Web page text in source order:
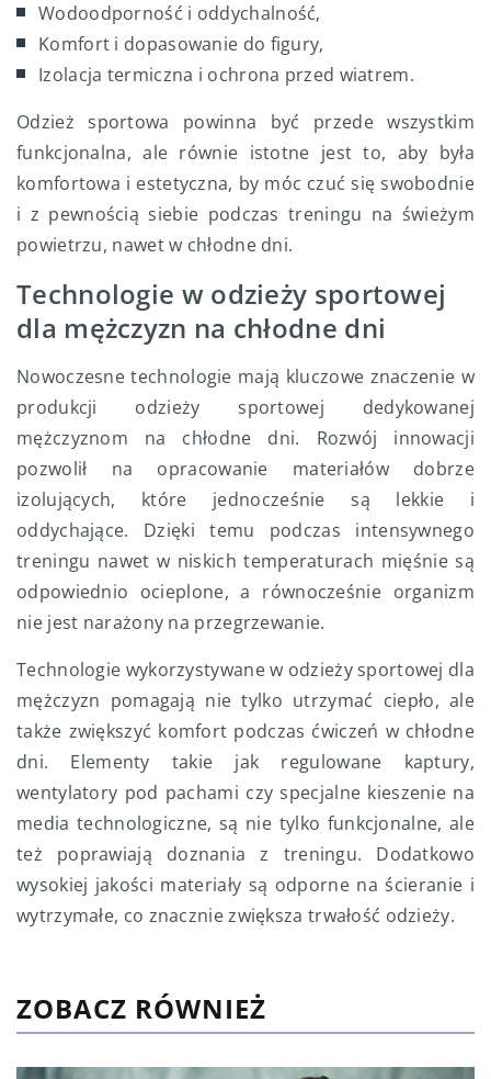
Wodoodporność i oddychalność,
Komfort i dopasowanie do figury,
Izolacja termiczna i ochrona przed wiatrem.
Odzież sportowa powinna być przede wszystkim
funkcjonalna, ale równie istotne jest to, aby była
komfortowa i estetyczna, by móc czuć się swobodnie
i z pewnością siebie podczas treningu na świeżym
powietrzu, nawet w chłodne dni.
Technologie w odzieży sportowej
dla mężczyzn na chłodne dni
Nowoczesne technologie mają kluczowe znaczenie w
produkcji odzieży sportowej dedykowanej
mężczyznom na chłodne dni. Rozwój innowacji
pozwolił na opracowanie materiałów dobrze
izolujących, które jednocześnie są lekkie i
oddychające. Dzięki temu podczas intensywnego
treningu nawet w niskich temperaturach mięśnie są
odpowiednio ocieplone, a równocześnie organizm
nie jest narażony na przegrzewanie.
Technologie wykorzystywane w odzieży sportowej dla
mężczyzn pomagają nie tylko utrzymać ciepło, ale
także zwiększyć komfort podczas ćwiczeń w chłodne
dni. Elementy takie jak regulowane kaptury,
wentylatory pod pachami czy specjalne kieszenie na
media technologiczne, są nie tylko funkcjonalne, ale
też poprawiają doznania z treningu. Dodatkowo
wysokiej jakości materiały są odporne na ścieranie i
wytrzymałe, co znacznie zwiększa trwałość odzieży.
ZOBACZ RÓWNIEŻ